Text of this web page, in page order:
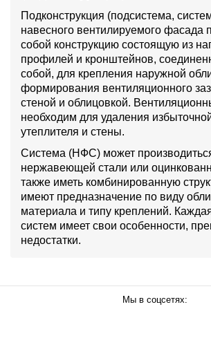
Подконструкция (подсистема,
навесного вентилируемого фасада
собой конструкцию состоящую из
профилей и кронштейнов,
собой, для крепления наружной
формирования вентиляционного
стеной и облицовкой.
необходим для удаления
утеплителя и стены.
Система (НФС) может
нержавеющей стали или
также иметь комбинированную
имеют предназначение по виду
материала и типу креплений.
систем имеет свои особенности,
недостатки.
Мы в соцсетях: